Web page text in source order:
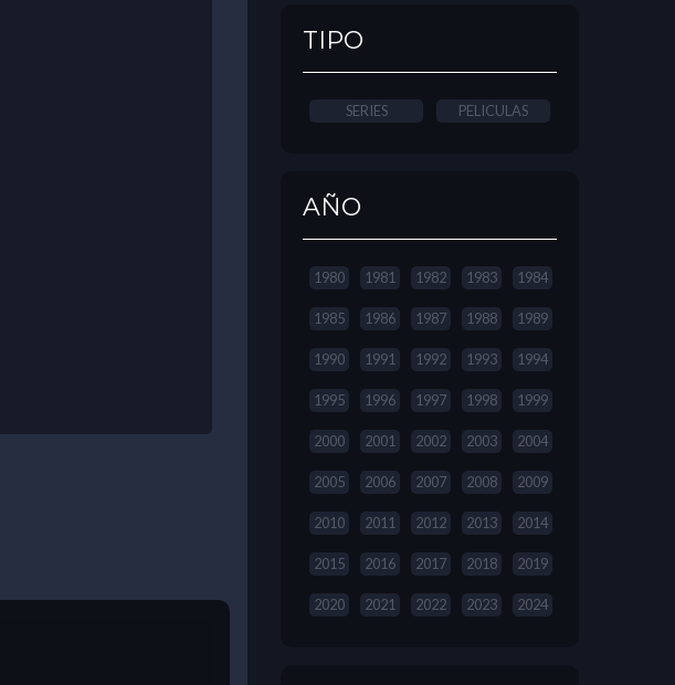
TIPO
SERIES PELICULAS
AÑO
1980 1981 1982 1983 1984
1985 1986 1987 1988 1989
1990 1991 1992 1993 1994
1995 1996 1997 1998 1999
2000 2001 2002 2003 2004
2005 2006 2007 2008 2009
2010 2011 2012 2013 2014
2015 2016 2017 2018 2019
2020 2021 2022 2023 2024